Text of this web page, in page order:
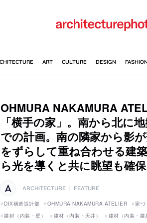
OHMURA NAKAMURA
「横手の家」。南から北に
での計画。南の隣家から影
をずらして重ね合わせる建
ら光を導くと共に眺望も確保
ARCHITECTURE FEATURE
DIX構造設計部 OHMURA NAKAMURA ATELIER 家づ
建材（内装・壁）
建材（内装・天井） 建材（内装・建